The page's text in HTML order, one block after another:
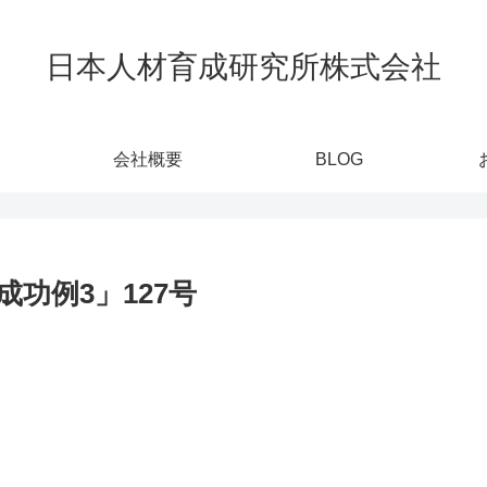
日本人材育成研究所株式会社
会社概要 BLOG
功例3」127号